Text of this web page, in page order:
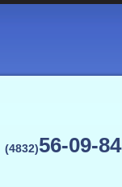
(4832)56-09-84